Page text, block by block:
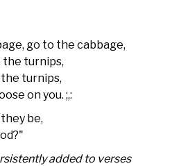
go to the cabbage,
turnips,
turnips,
on you. ;,:
be,
added to verses